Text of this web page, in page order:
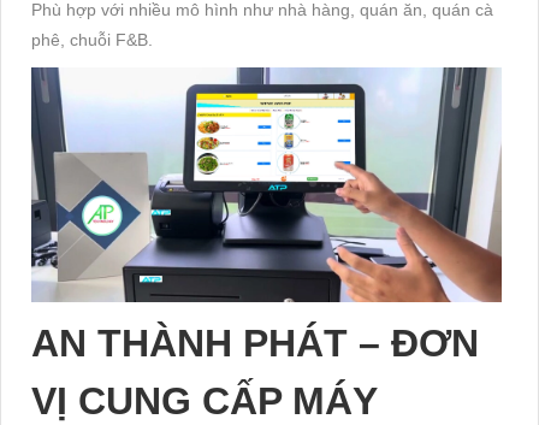
Phù hợp với nhiều mô hình như nhà hàng, quán ăn, quán cà
phê, chuỗi F&B.
AN THÀNH PHÁT – ĐƠN
VỊ CUNG CẤP MÁY